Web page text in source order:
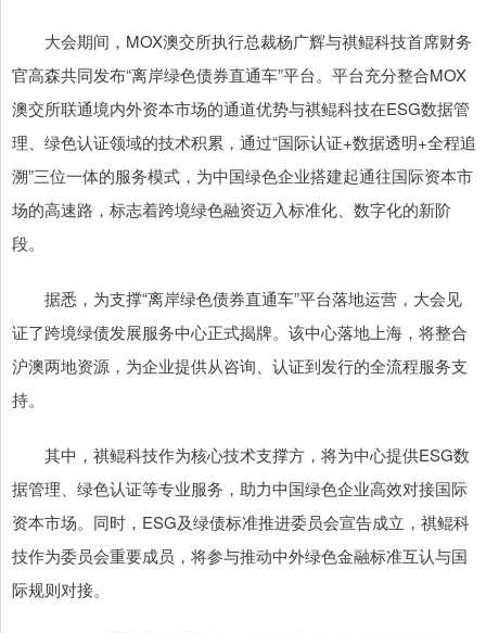
大会期间，MOX澳交所执行总裁杨广辉与祺鲲科技首席财务
官高森共同发布“离岸绿色债券直通车”平台。平台充分整合MOX
澳交所联通境内外资本市场的通道优势与祺鲲科技在ESG数据管
理、绿色认证领域的技术积累，通过“国际认证+数据透明+全程追
溯”三位一体的服务模式，为中国绿色企业搭建起通往国际资本市
场的高速路，标志着跨境绿色融资迈入标准化、数字化的新阶
段。
据悉，为支撑“离岸绿色债券直通车”平台落地运营，大会见
证了跨境绿债发展服务中心正式揭牌。该中心落地上海，将整合
沪澳两地资源，为企业提供从咨询、认证到发行的全流程服务支
持。
其中，祺鲲科技作为核心技术支撑方，将为中心提供ESG数
据管理、绿色认证等专业服务，助力中国绿色企业高效对接国际
资本市场。同时，ESG及绿债标准推进委员会宣告成立，祺鲲科
技作为委员会重要成员，将参与推动中外绿色金融标准互认与国
际规则对接。